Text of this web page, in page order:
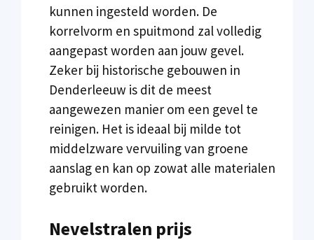
kunnen ingesteld worden. De
korrelvorm en spuitmond zal volledig
aangepast worden aan jouw gevel.
Zeker bij historische gebouwen in
Denderleeuw is dit de meest
aangewezen manier om een gevel te
reinigen. Het is ideaal bij milde tot
middelzware vervuiling van groene
aanslag en kan op zowat alle materialen
gebruikt worden.
Nevelstralen prijs